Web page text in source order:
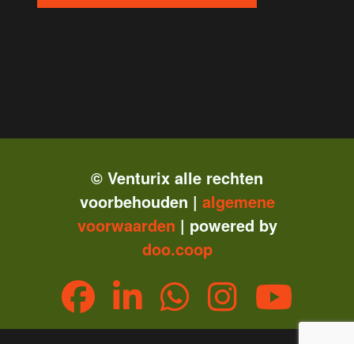
© Venturix alle rechten
voorbehouden | algemene
voorwaarden | powered by
doo.coop